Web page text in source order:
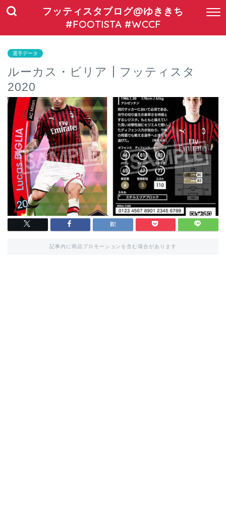
フッティスタブログ@ゆききち
#FOOTISTA #WCCF
選手データ
ルーカス・ビリア┃フッティスタ
2020
記事内に商品プロモーションを含む場合があります